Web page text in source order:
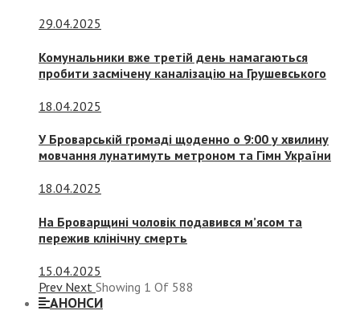
29.04.2025
Комунальники вже третій день намагаються
пробити засмічену каналізацію на Грушевського
18.04.2025
У Броварській громаді щоденно о 9:00 у хвилину
мовчання лунатимуть метроном та Гімн України
18.04.2025
На Броварщині чоловік подавився м’ясом та
пережив клінічну смерть
15.04.2025
Prev Next Showing 1 Of 588
АНОНСИ